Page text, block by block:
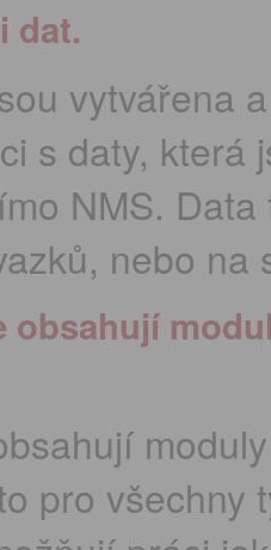
dat.
vytvářena
s daty, která
NMS.
nebo na
obsahují
pro všechny